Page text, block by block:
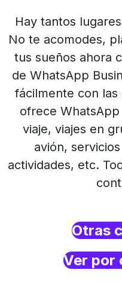
Hay tantos
No te acomodes,
tus sueños ahora
de WhatsApp
fácilmente con las
ofrece WhatsApp
viaje, viajes en
avión,
actividades, etc.
Otras
Ver por